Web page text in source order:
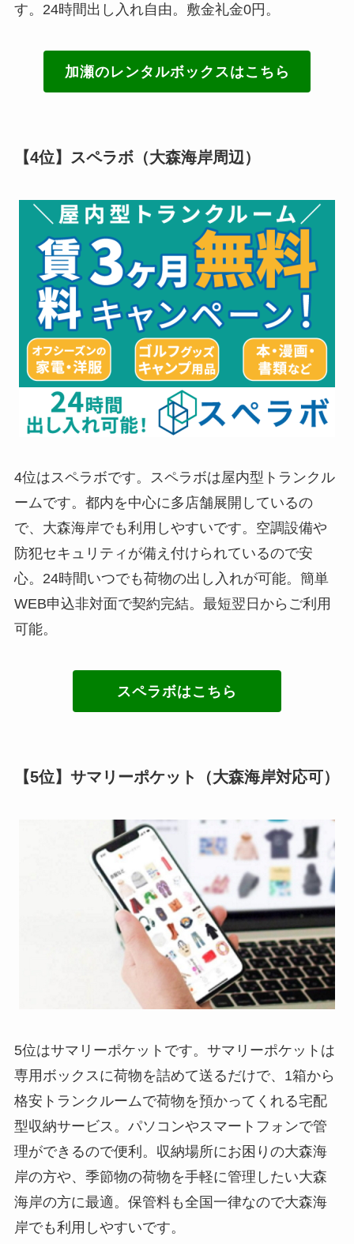
す。24時間出し入れ自由。敷金礼金0円。
加瀬のレンタルボックスはこちら
【4位】 スペラボ（大森海岸周辺）
4位はスペラボです。スペラボは屋内型トランクル
ームです。都内を中心に多店舗展開しているの
で、大森海岸でも利用しやすいです。空調設備や
防犯セキュリティが備え付けられているので安
心。24時間いつでも荷物の出し入れが可能。簡単
WEB申込非対面で契約完結。最短翌日からご利用
可能。
スペラボはこちら
【5位】サマリーポケット（大森海岸対応可）
5位はサマリーポケットです。サマリーポケットは
専用ボックスに荷物を詰めて送るだけで、1箱から
格安トランクルームで荷物を預かってくれる宅配
型収納サービス。パソコンやスマートフォンで管
理ができるので便利。収納場所にお困りの大森海
岸の方や、季節物の荷物を手軽に管理したい大森
海岸の方に最適。保管料も全国一律なので大森海
岸でも利用しやすいです。